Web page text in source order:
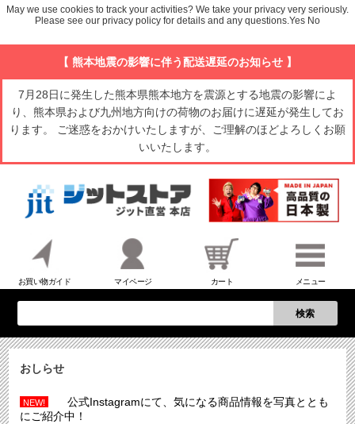
【 熊本地震の影響に伴う配送遅延のお知らせ 】
7月28日に発生した熊本県熊本地方を震源とする地震の影響によ
り、熊本県および九州地方向けの荷物のお届けに遅延が発生してお
ります。 ご迷惑をおかけいたしますが、ご理解のほどよろしくお願
いいたします。
お買い物ガイド マイページ カート メニュー
検索
おしらせ
NEW!
公式Instagramにて、気になる商品情報を写真ととも
にご紹介中！
May we use cookies to track your activities? We take your privacy very seriously.
Please see our privacy policy for details and any questions.Yes No